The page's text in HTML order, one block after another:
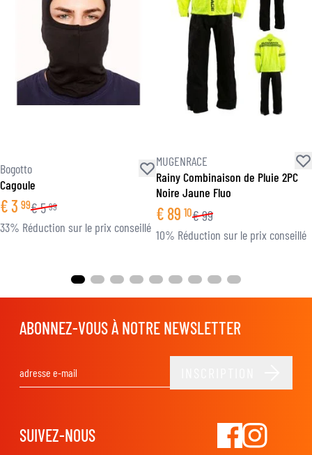
Bogotto
Cagoule
€3 99€5 99
33% Réduction sur le prix conseillé
MUGENRACE
Rainy Combinaison de Pluie 2PC
Noire Jaune Fluo
€ 89 10€99
10% Réduction sur le prix conseillé
ABONNEZ-VOUS À NOTRE NEWSLETTER
SUIVEZ-NOUS